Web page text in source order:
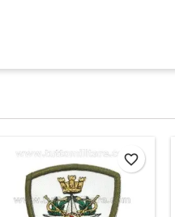
favorite_border